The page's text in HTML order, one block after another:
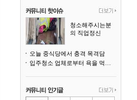
청소해주시는분
의 직업정신
오늘 중식당에서 충격 목격담
입주청소 업체로부터 욕을 먹고 있습니다